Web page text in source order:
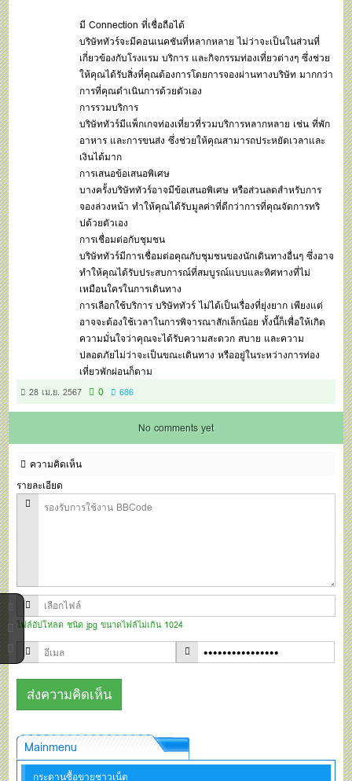
มี Connection ที่เชื่อถือได้
บริษัททัวร์จะมีคอนเนคชันที่หลากหลาย ไม่ว่าจะเป็นในส่วนที่
เกี่ยวข้องกับโรงแรม บริการ และกิจกรรมท่องเที่ยวต่างๆ ซึ่งช่วย
ให้คุณได้รับสิ่งที่คุณต้องการโดยการจองผ่านทางบริษัท มากกว่า
การที่คุณดำเนินการด้วยตัวเอง
การรวมบริการ
บริษัททัวร์มีแพ็กเกจท่องเที่ยวที่รวมบริการหลากหลาย เช่น ที่พัก
อาหาร และการขนส่ง ซึ่งช่วยให้คุณสามารถประหยัดเวลาและ
เงินได้มาก
การเสนอข้อเสนอพิเศษ
บางครั้งบริษัททัวร์อาจมีข้อเสนอพิเศษ หรือส่วนลดสำหรับการ
จองล่วงหน้า ทำให้คุณได้รับมูลค่าที่ดีกว่าการที่คุณจัดการทริ
ปด้วยตัวเอง
การเชื่อมต่อกับชุมชน
บริษัททัวร์มีการเชื่อมต่อคุณกับชุมชนของนักเดินทางอื่นๆ ซึ่งอาจ
ทำให้คุณได้รับประสบการณ์ที่สมบูรณ์แบบและทิศทางที่ไม่
เหมือนใครในการเดินทาง
การเลือกใช้บริการ บริษัททัวร์ ไม่ได้เป็นเรื่องที่ยุ่งยาก เพียงแต่
อาจจะต้องใช้เวลาในการพิจารณาสักเล็กน้อย ทั้งนี้ก็เพื่อให้เกิด
ความมั่นใจว่าคุณจะได้รับความสะดวก สบาย และความ
ปลอดภัยไม่ว่าจะเป็นขณะเดินทาง หรืออยู่ในระหว่างการท่อง
เที่ยวพักผ่อนก็ตาม
28 เม.ย. 2567 0 686
No comments yet
ความคิดเห็น
รายละเอียด
ไฟล์อัปโหลด ชนิด jpg ขนาดไฟล์ไม่เกิน 1024
Mainmenu
กระดานซื้อขายชาวเน็ต